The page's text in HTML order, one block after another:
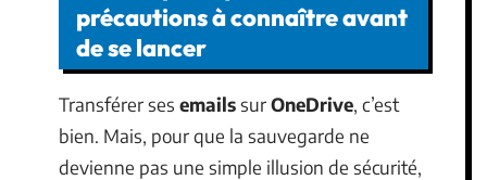
précautions à connaître avant
de se lancer
Transférer ses emailssurOneDrive, c’est
bien. Mais, pour que la sauvegarde ne
devienne pas une simple illusion de sécurité,